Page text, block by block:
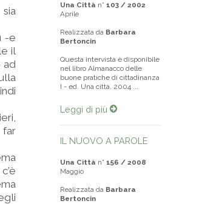
-e
il
ad
Una Città n° 103 / 2002
Aprile
Realizzata da Barbara
Bertoncin
Questa intervista è disponibile
nel libro Almanacco delle
buone pratiche di cittadinanza
I - ed. Una città, 2004 ...
Leggi di più
IL NUOVO A PAROLE
Una Città n° 156 / 2008
Maggio
Realizzata da Barbara
Bertoncin